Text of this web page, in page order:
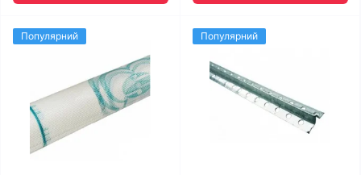
Популярний Популярний